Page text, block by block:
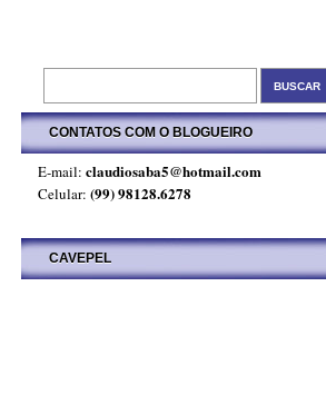
CONTATOS COM O BLOGUEIRO
E-mail: claudiosaba5@hotmail.com
Celular: (99) 98128.6278
CAVEPEL